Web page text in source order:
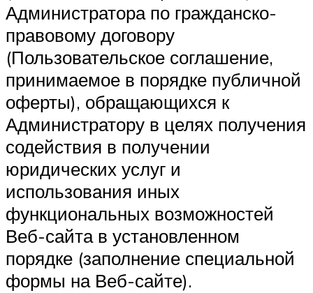
Администратора по гражданско-
правовому договору
(Пользовательское соглашение,
принимаемое в порядке публичной
оферты), обращающихся к
Администратору в целях получения
содействия в получении
юридических услуг и
использования иных
функциональных возможностей
Веб-сайта в установленном
порядке (заполнение специальной
формы на Веб-сайте).